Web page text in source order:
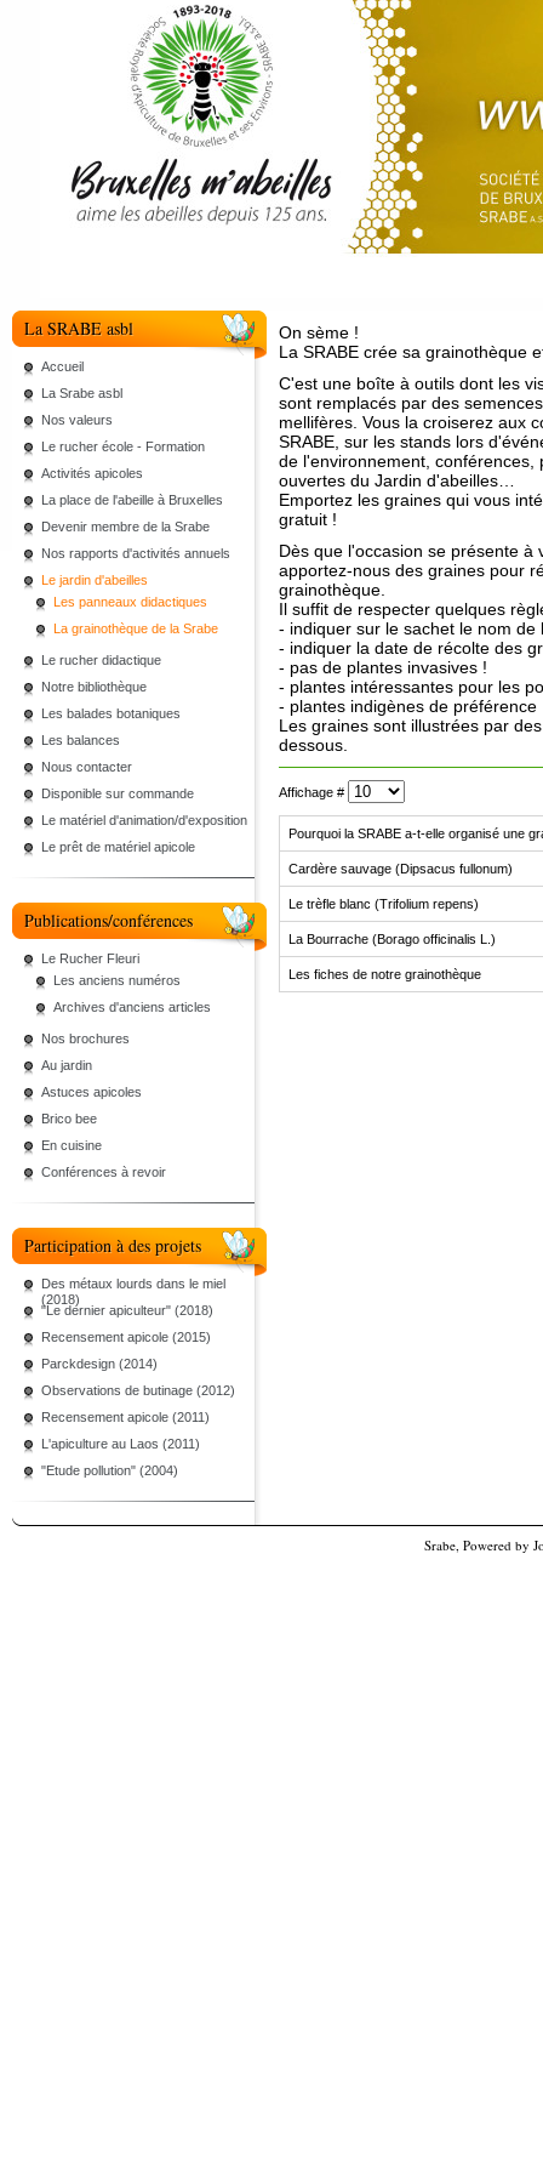
La SRABE asbl
Accueil
La Srabe asbl
Nos valeurs
Le rucher école - Formation
Activités apicoles
La place de l'abeille à Bruxelles
Devenir membre de la Srabe
Nos rapports d'activités annuels
Le jardin d'abeilles
Les panneaux didactiques
La grainothèque de la Srabe
Le rucher didactique
Notre bibliothèque
Les balades botaniques
Les balances
Nous contacter
Disponible sur commande
Le matériel d'animation/d'exposition
Le prêt de matériel apicole
Publications/conférences
Le Rucher Fleuri
Les anciens numéros
Archives d'anciens articles
Nos brochures
Au jardin
Astuces apicoles
Brico bee
En cuisine
Conférences à revoir
Participation à des projets
Des métaux lourds dans le miel
(2018)
"Le dernier apiculteur" (2018)
Recensement apicole (2015)
Parckdesign (2014)
Observations de butinage (2012)
Recensement apicole (2011)
L'apiculture au Laos (2011)
"Etude pollution" (2004)
On sème !
La SRABE crée sa grainothèque
C'est une boîte à outils dont les
sont remplacés par des
mellifères. Vous la croiserez aux
SRABE, sur les stands lors
de l'environnement, conférences,
ouvertes du Jardin d'abeilles…
Emportez les graines qui vous
gratuit !
Dès que l'occasion se présente à
apportez-nous des graines pour
grainothèque.
Il suffit de respecter quelques
- indiquer sur le sachet le nom de
- indiquer la date de récolte des
- pas de plantes invasives !
- plantes intéressantes pour les
- plantes indigènes de préférence
Les graines sont illustrées par
dessous.
Affichage #
Pourquoi la SRABE a-t-elle organisé une
Cardère sauvage (Dipsacus fullonum)
Le trèfle blanc (Trifolium repens)
La Bourrache (Borago officinalis L.)
Les fiches de notre grainothèque
Srabe, Powered by